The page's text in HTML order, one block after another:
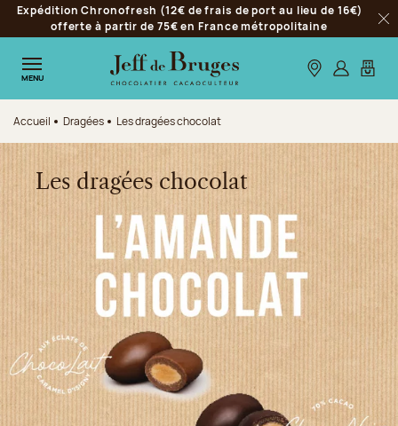
Aller à la navigation
Aller au contenu principal
Aller au pied de page
Expédition Chronofresh (12€ de frais de port au lieu de 16€)
offerte à partir de 75€ en France métropolitaine
MENU Nos boutiques
S’identifier
Mon
Accueil Dragées Les dragées chocolat
Les dragées chocolat